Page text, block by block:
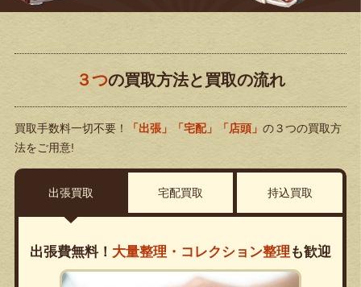
３つの買取方法と買取の流れ
買取手数料一切不要！ 「出張」「宅配」「店頭」 の３つの買取方
法をご用意!
出張買取 宅配買取 持込買取
出張費無料！ 大量整理・コレクション整理 も歓迎